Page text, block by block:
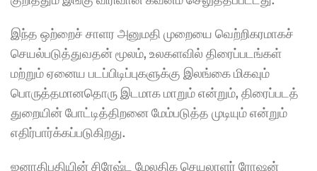
இந்த ஒற்றைச் சாளர அனுமதி முறையை வெற்றிகரமாகச்
செயல்படுத்துவதன் மூலம், உலகளவில் திரைப்படங்கள்
மற்றும் ஏனைய படப்பிடிப்புகளுக்கு இலங்கை மிகவும்
பொருத்தமானதொரு இடமாக மாறும் என்றும், திரைப்படத்
துறையின் போட்டித்திறனை மேம்படுத்த முடியும் என்றும்
எதிர்பார்க்கப்படுகிறது.
ஜனாதிபதியின் சிரேஷ்ட மேலதிக செயலாளர் ரோஷன்